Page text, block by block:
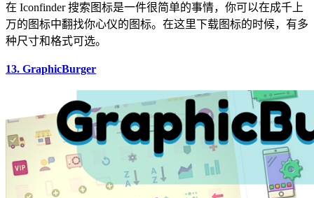
在 Iconfinder 搜索图标是一件很简单的事情，你可以在成千上
万的图标中翻找你心仪的图标。在这里下载图标的时候，有多
种尺寸和格式可选。
13. GraphicBurger